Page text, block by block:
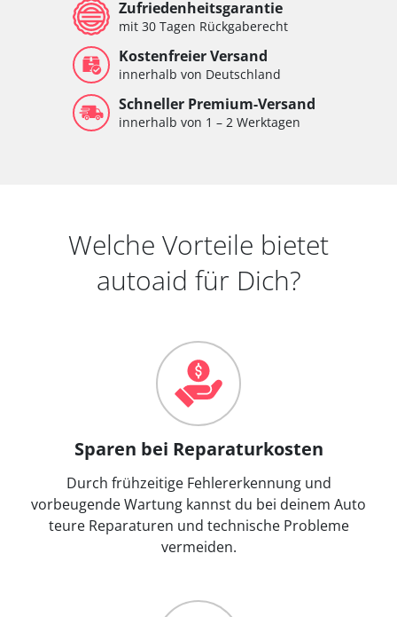
Zufriedenheitsgarantie
mit 30 Tagen Rückgaberecht
Kostenfreier Versand
innerhalb von Deutschland
Schneller Premium-Versand
innerhalb von 1 – 2 Werktagen
Welche Vorteile bietet
autoaid für Dich?
Sparen bei Reparaturkosten
Durch frühzeitige Fehlererkennung und
vorbeugende Wartung kannst du bei deinem Auto
teure Reparaturen und technische Probleme
vermeiden.